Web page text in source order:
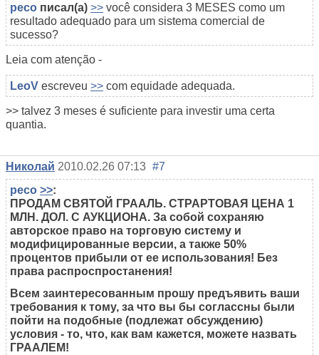
peco писал(а) >> você considera 3 MESES como um
resultado adequado para um sistema comercial de
sucesso?
Leia com atenção -
LeoV escreveu >> com equidade adequada.
>> talvez 3 meses é suficiente para investir uma certa
quantia.
Николай 2010.02.26 07:13 #7
peco >>:
ПРОДАМ СВЯТОЙ ГРААЛЬ. СТРАРТОВАЯ ЦЕНА 1
МЛН. ДОЛ. С АУКЦИОНА. За собой сохраняю
авторское право на торговую систему и
модифицированные версии, а также 50%
процентов прибыли от ее использования! Без
права распроспростанения!
Всем заинтересованным прошу предъявить ваши
требования к тому, за что вы бы соглассны были
пойти на подобные (подлежат обсуждению)
условия - то, что, как вам кажется, можете назвать
ГРААЛЕМ!